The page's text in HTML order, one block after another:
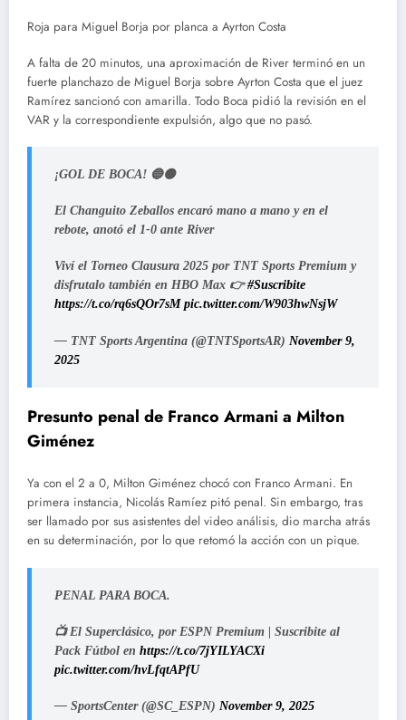
Roja para Miguel Borja por planca a Ayrton Costa
A falta de 20 minutos, una aproximación de River terminó en un
fuerte planchazo de Miguel Borja sobre Ayrton Costa que el juez
Ramírez sancionó con amarilla. Todo Boca pidió la revisión en el
VAR y la correspondiente expulsión, algo que no pasó.
¡GOL DE BOCA! 🔵🟡
El Changuito Zeballos encaró mano a mano y en el
rebote, anotó el 1-0 ante River
Viví el Torneo Clausura 2025 por TNT Sports Premium y
disfrutalo también en HBO Max 👉#Suscribite
https://t.co/rq6sQOr7sM pic.twitter.com/W903hwNsjW
— TNT Sports Argentina (@TNTSportsAR) November 9,
2025
Presunto penal de Franco Armani a Milton
Giménez
Ya con el 2 a 0, Milton Giménez chocó con Franco Armani. En
primera instancia, Nicolás Ramíez pitó penal. Sin embargo, tras
ser llamado por sus asistentes del video análisis, dio marcha atrás
en su determinación, por lo que retomó la acción con un pique.
PENAL PARA BOCA.
📺 El Superclásico, por ESPN Premium | Suscribite al
Pack Fútbol en https://t.co/7jYILYACXi
pic.twitter.com/hvLfqtAPfU
— SportsCenter (@SC_ESPN) November 9, 2025